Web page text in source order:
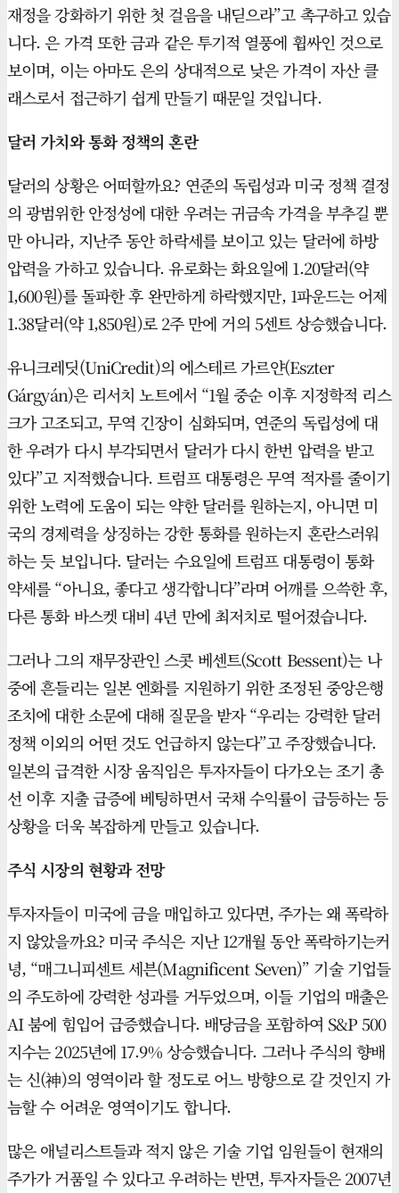
재정을 강화하기 위한 첫 걸음을 내딛으라”고 촉구하고 있습
니다. 은 가격 또한 금과 같은 투기적 열풍에 휩싸인 것으로
보이며, 이는 아마도 은의 상대적으로 낮은 가격이 자산 클
래스로서 접근하기 쉽게 만들기 때문일 것입니다.
달러 가치와 통화 정책의 혼란
달러의 상황은 어떠할까요? 연준의 독립성과 미국 정책 결정
의 광범위한 안정성에 대한 우려는 귀금속 가격을 부추길 뿐
만 아니라, 지난주 동안 하락세를 보이고 있는 달러에 하방
압력을 가하고 있습니다. 유로화는 화요일에 1.20달러(약
1,600원)를 돌파한 후 완만하게 하락했지만, 1파운드는 어제
1.38달러(약 1,850원)로 2주 만에 거의 5센트 상승했습니다.
유니크레딧(UniCredit)의 에스테르 가르얀(Eszter
Gárgyán)은 리서치 노트에서 “1월 중순 이후 지정학적 리스
크가 고조되고, 무역 긴장이 심화되며, 연준의 독립성에 대
한 우려가 다시 부각되면서 달러가 다시 한번 압력을 받고
있다”고 지적했습니다. 트럼프 대통령은 무역 적자를 줄이기
위한 노력에 도움이 되는 약한 달러를 원하는지, 아니면 미
국의 경제력을 상징하는 강한 통화를 원하는지 혼란스러워
하는 듯 보입니다. 달러는 수요일에 트럼프 대통령이 통화
약세를 “아니요, 좋다고 생각합니다”라며 어깨를 으쓱한 후,
다른 통화 바스켓 대비 4년 만에 최저치로 떨어졌습니다.
그러나 그의 재무장관인 스콧 베센트(Scott Bessent)는 나
중에 흔들리는 일본 엔화를 지원하기 위한 조정된 중앙은행
조치에 대한 소문에 대해 질문을 받자 “우리는 강력한 달러
정책 이외의 어떤 것도 언급하지 않는다”고 주장했습니다.
일본의 급격한 시장 움직임은 투자자들이 다가오는 조기 총
선 이후 지출 급증에 베팅하면서 국채 수익률이 급등하는 등
상황을 더욱 복잡하게 만들고 있습니다.
주식 시장의 현황과 전망
투자자들이 미국에 금을 매입하고 있다면, 주가는 왜 폭락하
지 않았을까요? 미국 주식은 지난 12개월 동안 폭락하기는커
녕, “매그니피센트 세븐(Magnificent Seven)” 기술 기업들
의 주도하에 강력한 성과를 거두었으며, 이들 기업의 매출은
AI 붐에 힘입어 급증했습니다. 배당금을 포함하여 S&P 500
지수는 2025년에 17.9% 상승했습니다. 그러나 주식의 향배
는 신(神)의 영역이라 할 정도로 어느 방향으로 갈 것인지 가
늠할 수 어려운 영역이기도 합니다.
많은 애널리스트들과 적지 않은 기술 기업 임원들이 현재의
주가가 거품일 수 있다고 우려하는 반면, 투자자들은 2007년